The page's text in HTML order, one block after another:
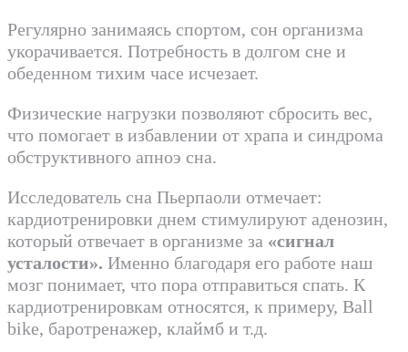
Регулярно занимаясь спортом, сон организма
укорачивается. Потребность в долгом сне и
обеденном тихим часе исчезает.
Физические нагрузки позволяют сбросить вес,
что помогает в избавлении от храпа и синдрома
обструктивного апноэ сна.
Исследователь сна Пьерпаоли отмечает:
кардиотренировки днем стимулируют аденозин,
который отвечает в организме за «сигнал
усталости». Именно благодаря его работе наш
мозг понимает, что пора отправиться спать. К
кардиотренировкам относятся, к примеру, Ball
bike, баротренажер, клаймб и т.д.